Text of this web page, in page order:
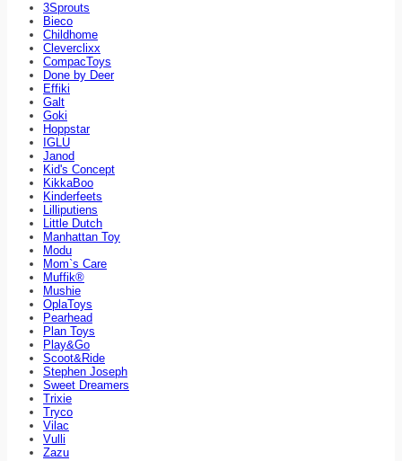
3Sprouts
Bieco
Childhome
Cleverclixx
CompacToys
Done by Deer
Effiki
Galt
Goki
Hoppstar
IGLU
Janod
Kid's Concept
KikkaBoo
Kinderfeets
Lilliputiens
Little Dutch
Manhattan Toy
Modu
Mom`s Care
Muffik®
Mushie
OplaToys
Pearhead
Plan Toys
Play&Go
Scoot&Ride
Stephen Joseph
Sweet Dreamers
Trixie
Tryco
Vilac
Vulli
Zazu